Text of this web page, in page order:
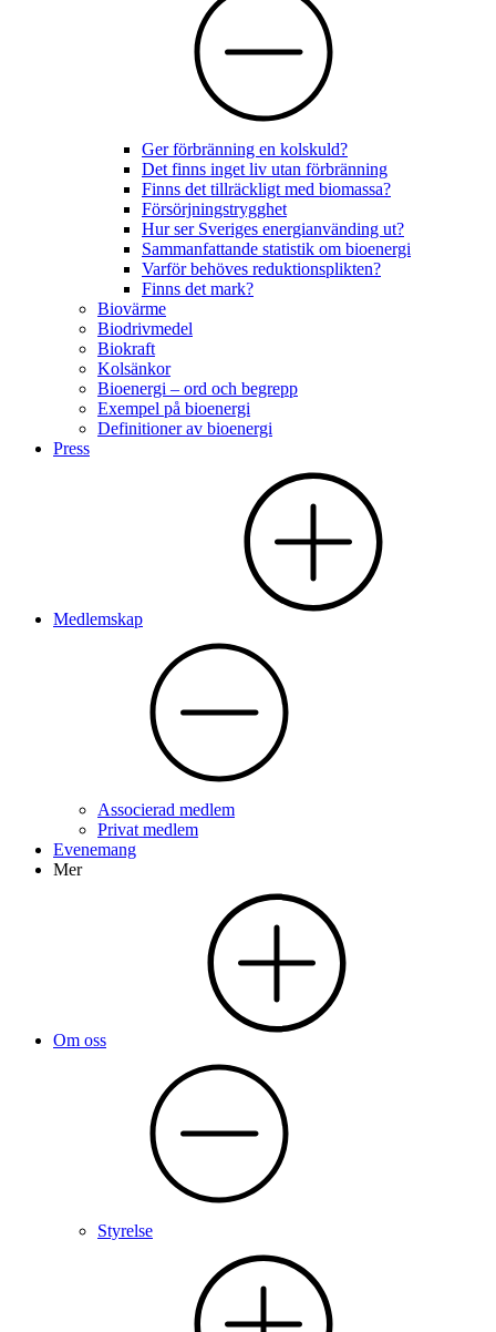
Ger förbränning en kolskuld?
Det finns inget liv utan förbränning
Finns det tillräckligt med biomassa?
Försörjningstrygghet
Hur ser Sveriges energianvänding ut?
Sammanfattande statistik om bioenergi
Varför behöves reduktionsplikten?
Finns det mark?
Biovärme
Biodrivmedel
Biokraft
Kolsänkor
Bioenergi – ord och begrepp
Exempel på bioenergi
Definitioner av bioenergi
Press
Medlemskap
Associerad medlem
Privat medlem
Evenemang
Mer
Om oss
Styrelse